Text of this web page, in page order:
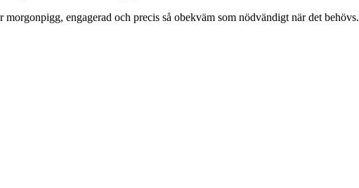
engagerad och precis så obekväm som nödvändigt när det behövs.